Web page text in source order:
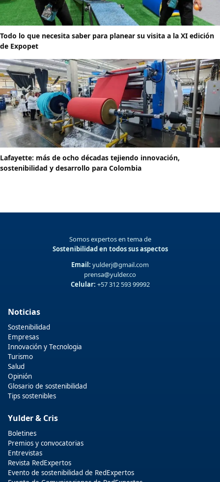
Todo lo que necesita saber para planear su visita a la XI edición
de Expopet
Lafayette: más de ocho décadas tejiendo innovación,
sostenibilidad y desarrollo para Colombia
Somos expertos en tema de
Sostenibilidad en todos sus aspectos
Email: yulderj@gmail.com
prensa@yulder.co
Celular: +57 312 593 99992
Noticias
Sostenibilidad
Empresas
Innovación y Tecnologia
Turismo
Salud
Opinión
Glosario de sostenibilidad
Tips sostenibles
Yulder & Cris
Boletines
Premios y convocatorias
Entrevistas
Revista RedExpertos
Evento de sostenibilidad de RedExpertos